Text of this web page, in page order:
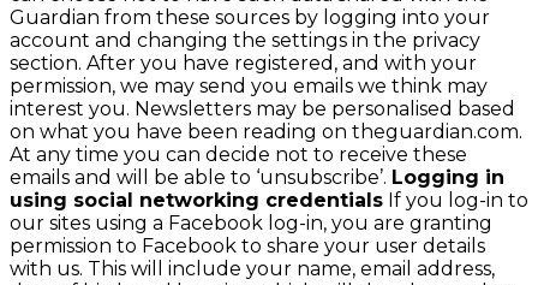
Guardian from these sources by logging into your
account and changing the settings in the privacy
section. After you have registered, and with your
permission, we may send you emails we think may
interest you. Newsletters may be personalised based
on what you have been reading on theguardian.com.
At any time you can decide not to receive these
emails and will be able to ‘unsubscribe’. Logging in
using social networking credentials If you log-in to
our sites using a Facebook log-in, you are granting
permission to Facebook to share your user details
with us. This will include your name, email address,